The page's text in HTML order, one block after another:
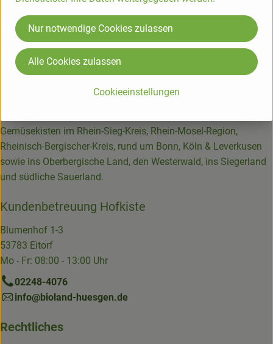
goldbraun backen. Dabei die Backofentüre während der
ersten 15 Minuten keinesfalls öffnen.
Die Hofkiste
Bio-Lieferservice seit über 25 Jahren.
Gemüsekisten im Rhein-Sieg-Kreis, Rhein-Mosel-Region,
Rheinisch-Bergischer-Kreis, rund um Bonn, Köln & Leverkusen
sowie ins Oberbergische Land, den Westerwald, ins Siegerland
und südliche Sauerland.
Kundenbetreuung Hofkiste
Blumenhof 1-3
53783 Eitorf
Mo - Fr: 08:00 - 13:00 Uhr
02248-4076
info@bioland-huesgen.de
Rechtliches
Cookieeinstellungen
Nur notwendige Cookies zulassen
Alle Cookies zulassen